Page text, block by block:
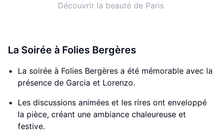
Découvrir la beauté de Paris
La Soirée à Folies Bergères
La soirée à Folies Bergères a été mémorable avec la
présence de Garcia et Lorenzo.
Les discussions animées et les rires ont enveloppé
la pièce, créant une ambiance chaleureuse et
festive.